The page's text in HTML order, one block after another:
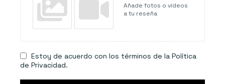
Añade fotos o vídeos
a tu reseña
Estoy de acuerdo con los términos de la Política
de Privacidad.